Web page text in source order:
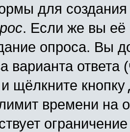
для
. Если же вы её
опроса. Вы
варианта ответа
и щёлкните кнопку
времени на